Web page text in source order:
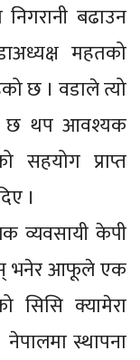
बढाउन
महतको
छ । वडाले त्यो
छ थप आवश्यक
सहयोग प्राप्त
।
व्यवसायी केपी
भनेर आफूले एक
सिसि क्यामेरा
स्थापना